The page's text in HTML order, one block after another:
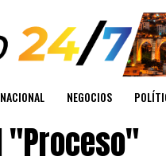
NACIONAL NEGOCIOS
"Proceso"